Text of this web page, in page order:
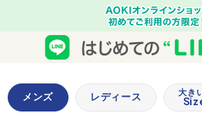
メンズ レディース 大き